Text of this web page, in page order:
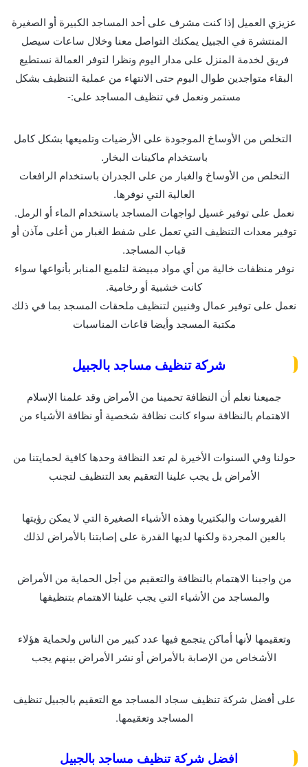
عزيزي العميل إذا كنت مشرف على أحد المساجد الكبيرة أو الصغيرة
المنتشرة في الجبيل يمكنك التواصل معنا وخلال ساعات سيصل
فريق لخدمة المنزل على مدار اليوم ونظرا لتوفر العمالة نستطيع
البقاء متواجدين طوال اليوم حتى الانتهاء من عملية التنظيف بشكل
مستمر ونعمل في تنظيف المساجد على:-
التخلص من الأوساخ الموجودة على الأرضيات وتلميعها بشكل كامل
باستخدام ماكينات البخار.
التخلص من الأوساخ والغبار من على الجدران باستخدام الرافعات
العالية التي نوفرها.
نعمل على توفير غسيل لواجهات المساجد باستخدام الماء أو الرمل.
توفير معدات التنظيف التي تعمل على شفط الغبار من أعلى مآذن أو
قباب المساجد.
نوفر منظفات خالية من أي مواد مبيضة لتلميع المنابر بأنواعها سواء
كانت خشبية أو رخامية.
نعمل على توفير عمال وفنيين لتنظيف ملحقات المسجد بما في ذلك
مكتبة المسجد وأيضا قاعات المناسبات
شركة تنظيف مساجد بالجبيل
جميعنا نعلم أن النظافة تحمينا من الأمراض وقد علمنا الإسلام
الاهتمام بالنظافة سواء كانت نظافة شخصية أو نظافة الأشياء من
حولنا وفي السنوات الأخيرة لم تعد النظافة وحدها كافية لحمايتنا من
الأمراض بل يجب علينا التعقيم بعد التنظيف لتجنب
الفيروسات والبكتيريا وهذه الأشياء الصغيرة التي لا يمكن رؤيتها
بالعين المجردة ولكنها لديها القدرة على إصابتنا بالأمراض لذلك
من واجبنا الاهتمام بالنظافة والتعقيم من أجل الحماية من الأمراض
والمساجد من الأشياء التي يجب علينا الاهتمام بتنظيفها
وتعقيمها لأنها أماكن يتجمع فيها عدد كبير من الناس ولحماية هؤلاء
الأشخاص من الإصابة بالأمراض أو نشر الأمراض بينهم يجب
على أفضل شركة تنظيف سجاد المساجد مع التعقيم بالجبيل تنظيف
المساجد وتعقيمها.
افضل شركة تنظيف مساجد بالجبيل